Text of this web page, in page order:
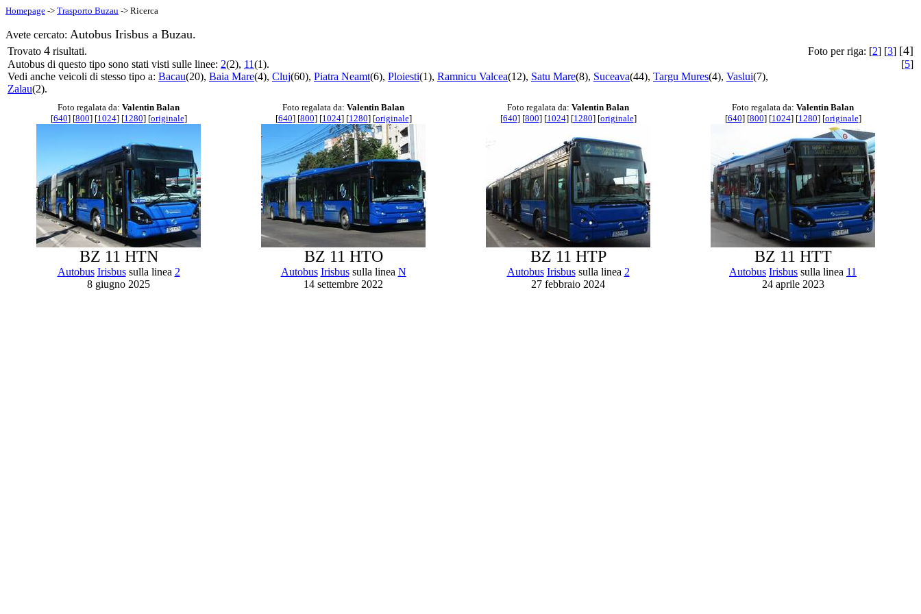
Homepage -> Trasporto Buzau -> Ricerca
Avete cercato: Autobus Irisbus a Buzau.
Trovato 4 risultati.
Autobus di questo tipo sono stati visti sulle linee: 2(2), 11(1).
Vedi anche veicoli di stesso tipo a: Bacau(20), Baia Mare(4), Cluj(60), Piatra Neamt(6), Ploiesti(1), Ramnicu Valcea(12), Satu Mare(8), Suceava(44), Targu Mures(4), Vaslui(7),
Zalau(2).
Foto per riga: [2] [3] [4]
[5]
Foto regalata da: Valentin Balan
[640] [800] [1024] [1280] [originale]
BZ 11 HTN
Autobus Irisbussulla linea 2
8 giugno 2025
Foto regalata da: Valentin Balan
[640] [800] [1024] [1280] [originale]
BZ 11 HTO
Autobus Irisbussulla linea N
14 settembre 2022
Foto regalata da: Valentin Balan
[640] [800] [1024] [1280] [originale]
BZ 11 HTP
Autobus Irisbussulla linea 2
27 febbraio 2024
Foto regalata da: Valentin Balan
[640] [800] [1024] [1280] [originale]
BZ 11 HTT
Autobus Irisbus sulla linea 11
24 aprile 2023